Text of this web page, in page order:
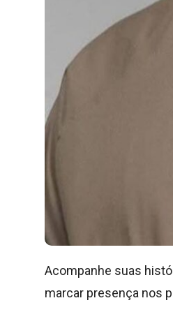
Acompanhe suas
marcar presença nos